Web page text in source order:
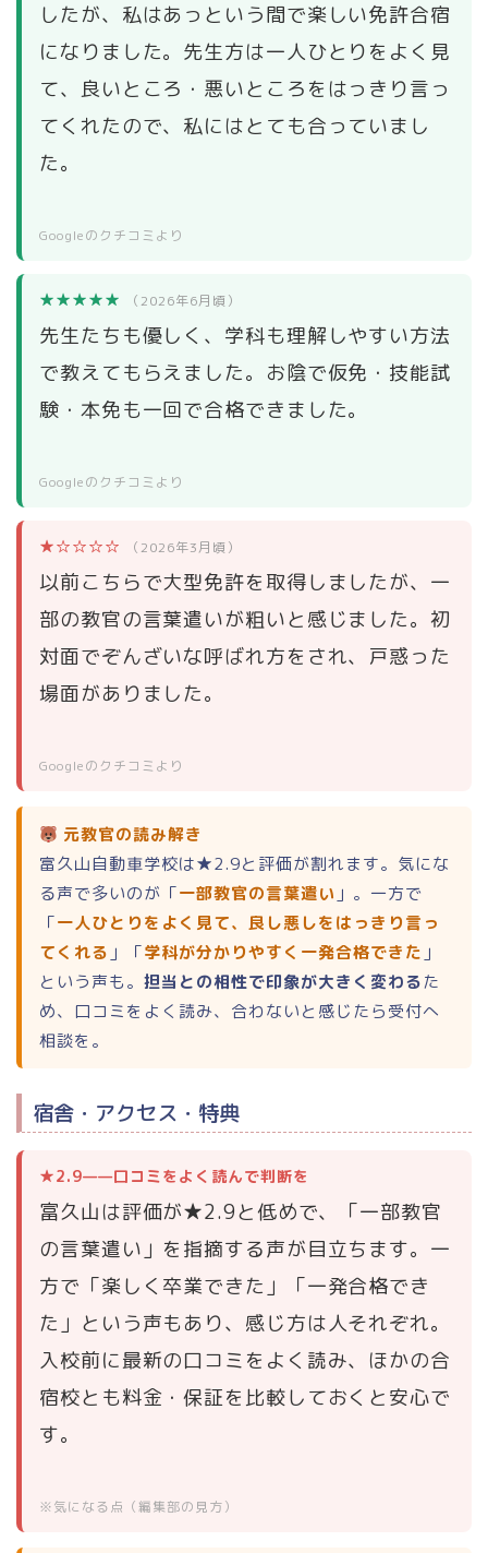
したが、私はあっという間で楽しい免許合宿
になりました。先生方は一人ひとりをよく見
て、良いところ・悪いところをはっきり言っ
てくれたので、私にはとても合っていまし
た。
Googleのクチコミより
★★★★★ （2026年6月頃）
先生たちも優しく、学科も理解しやすい方法
で教えてもらえました。お陰で仮免・技能試
験・本免も一回で合格できました。
Googleのクチコミより
★☆☆☆☆ （2026年3月頃）
以前こちらで大型免許を取得しましたが、一
部の教官の言葉遣いが粗いと感じました。初
対面でぞんざいな呼ばれ方をされ、戸惑った
場面がありました。
Googleのクチコミより
元教官の読み解き
富久山自動車学校は★2.9と評価が割れます。気にな
る声で多いのが「一部教官の言葉遣い 」。一方で
「一人ひとりをよく見て、良し悪しをはっきり言っ
てくれる 」「学科が分かりやすく一発合格できた 」
という声も。 担当との相性で印象が大きく変わるた
め、口コミをよく読み、合わないと感じたら受付へ
相談を。
宿舎・アクセス・特典
★2.9——口コミをよく読んで判断を
富久山は評価が★2.9と低めで、「一部教官
の言葉遣い」を指摘する声が目立ちます。一
方で「楽しく卒業できた」「一発合格でき
た」という声もあり、感じ方は人それぞれ。
入校前に最新の口コミをよく読み、ほかの合
宿校とも料金・保証を比較しておくと安心で
す。
※気になる点（編集部の見方）